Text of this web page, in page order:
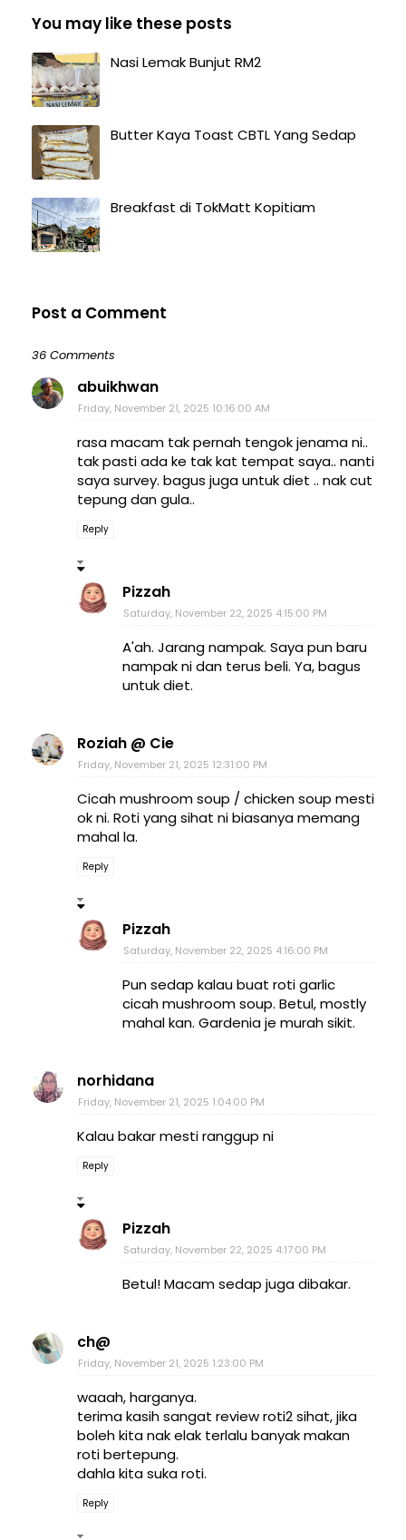
You may like these posts
Nasi Lemak Bunjut RM2
Butter Kaya Toast CBTL Yang Sedap
Breakfast di TokMatt Kopitiam
Post a Comment
36 Comments
abuikhwan
Friday, November 21, 2025 10:16:00 AM
rasa macam tak pernah tengok jenama ni..
tak pasti ada ke tak kat tempat saya.. nanti
saya survey. bagus juga untuk diet .. nak cut
tepung dan gula..
Reply
Pizzah
Saturday, November 22, 2025 4:15:00 PM
A'ah. Jarang nampak. Saya pun baru
nampak ni dan terus beli. Ya, bagus
untuk diet.
Roziah @ Cie
Friday, November 21, 2025 12:31:00 PM
Cicah mushroom soup / chicken soup mesti
ok ni. Roti yang sihat ni biasanya memang
mahal la.
Reply
Pizzah
Saturday, November 22, 2025 4:16:00 PM
Pun sedap kalau buat roti garlic
cicah mushroom soup. Betul, mostly
mahal kan. Gardenia je murah sikit.
norhidana
Friday, November 21, 2025 1:04:00 PM
Kalau bakar mesti ranggup ni
Reply
Pizzah
Saturday, November 22, 2025 4:17:00 PM
Betul! Macam sedap juga dibakar.
ch@
Friday, November 21, 2025 1:23:00 PM
waaah, harganya.
terima kasih sangat review roti2 sihat, jika
boleh kita nak elak terlalu banyak makan
roti bertepung.
dahla kita suka roti.
Reply